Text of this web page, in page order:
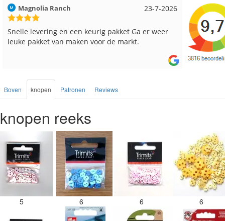
17-7-2026
Hilde uit Loyers
Reeds meerdere keren breigaren en breinaalden
besteld, altijd heel tevreden over de service.
Loes uit
Snelle
Boven knopen Patronen Reviews
knopen reeks
5 6 6 6